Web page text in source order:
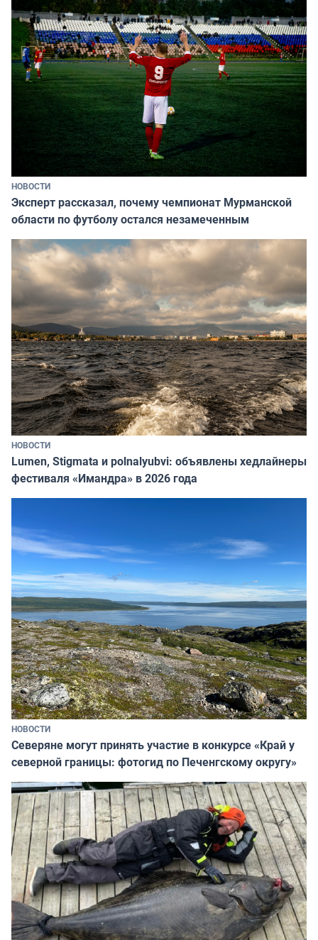
НОВОСТИ
Эксперт рассказал, почему чемпионат Мурманской
области по футболу остался незамеченным
НОВОСТИ
Lumen, Stigmata и polnalyubvi: объявлены хедлайнеры
фестиваля «Имандра» в 2026 года
НОВОСТИ
Северяне могут принять участие в конкурсе «Край у
северной границы: фотогид по Печенгскому округу»